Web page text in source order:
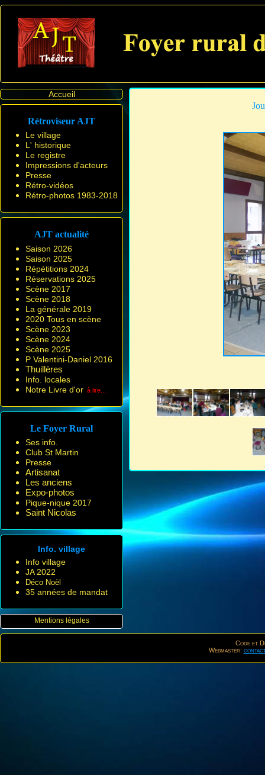
Accueil
Rétroviseur AJT
Le village
L' historique
Le registre
Impressions d'acteurs
Presse
Rétro-vidéos
Rétro-photos 1983-2018
AJT actualité
Saison 2026
Saison 2025
Répétitions 2024
Réservations 2025
Scène 2017
Scène 2018
La générale 2019
2020 Tous en scène
Scène 2023
Scène 2024
Scène 2025
P Valentini-Daniel 2016
Thuillères
Info. locales
Notre Livre d'or à lire...
Le Foyer Rural
Ses info.
Club St Martin
Presse
Artisanat
Les anciens
Expo-photos
Pique-nique 2017
Saint Nicolas
Info. village
Info village
JA 2022
Déco Noël
35 années de mandat
Mentions légales
Code et
Webmaster: